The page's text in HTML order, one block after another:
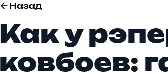
Назад
Как у
ковбоев: